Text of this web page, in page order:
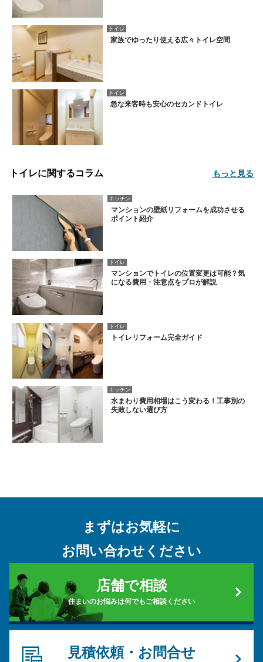
トイレ
家族でゆったり使える広々トイレ空間
トイレ
急な来客時も安心のセカンドトイレ
トイレに関するコラム もっと見る
キッチン
マンションの壁紙リフォームを成功させる
ポイント紹介
トイレ
マンションでトイレの位置変更は可能？気
になる費用・注意点をプロが解説
トイレ
トイレリフォーム完全ガイド
キッチン
水まわり費用相場はこう変わる！工事別の
失敗しない選び方
まずはお気軽に
お問い合わせください
店舗で相談
住まいのお悩みは何でもご相談ください
見積依頼・お問合せ